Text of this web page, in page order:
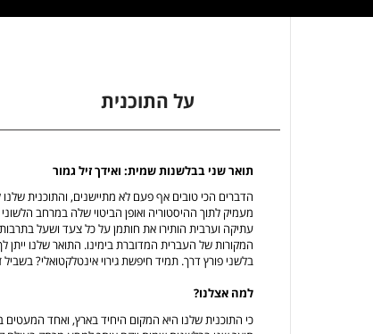
על התוכנית
תואר שני בבלשנות שמית: ואידך זיל גמור
הדברים הכי טובים אף פעם לא מתיישנים, והתוכנית
מעמיק לתוך ההיסטוריה ואופן הביטוי שלה במרחב
עתיקה וערבית הותירו את חותמן על כל צעד ושעל
המקורות של העברית המדוברת בימינו. התואר שלנו ייתן
בלשני פורץ דרך. תמיד חיפשת גירוי אינטלקטואלי? בשביל
למה אצלנו?
כי התוכנית שלנו היא המקום היחיד בארץ, ואחד המעטים